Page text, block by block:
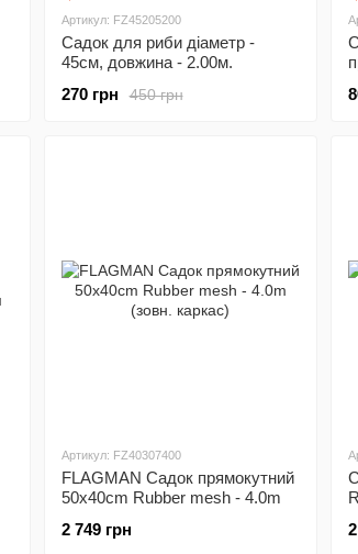
Артикул: FZ45205200
Садок для риби дiаметр -
45см, довжина - 2.00м.
450 грн
270 грн
Артикул: FZ40307400
FLAGMAN Садок прямокутний
50x40cm Rubber mesh - 4.0m
2 749 грн